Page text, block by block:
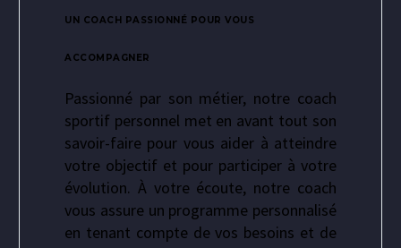
UN COACH PASSIONNÉ POUR VOUS
ACCOMPAGNER
Passionné par son métier, notre coach
sportif personnel met en avant tout son
savoir-faire pour vous aider à atteindre
votre objectif et pour participer à votre
évolution. À votre écoute, notre coach
vous assure un programme personnalisé
en tenant compte de vos besoins et de